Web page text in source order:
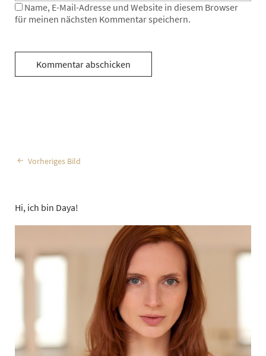
Name, E-Mail-Adresse und Website in diesem Browser
für meinen nächsten Kommentar speichern.
Vorheriges Bild
Hi, ich bin Daya!